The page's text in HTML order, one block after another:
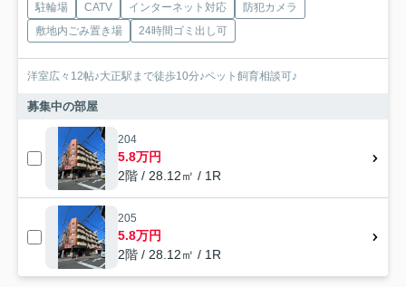
駐輪場 CATV インターネット対応
防犯カメラ
敷地内ごみ置き場
24時間ゴミ出し可
洋室広々12帖♪大正駅まで徒歩10分♪ペット飼育相談可♪
募集中の部屋
204
5.8万円
2階 / 28.12㎡ / 1R
205
5.8万円
2階 / 28.12㎡ / 1R